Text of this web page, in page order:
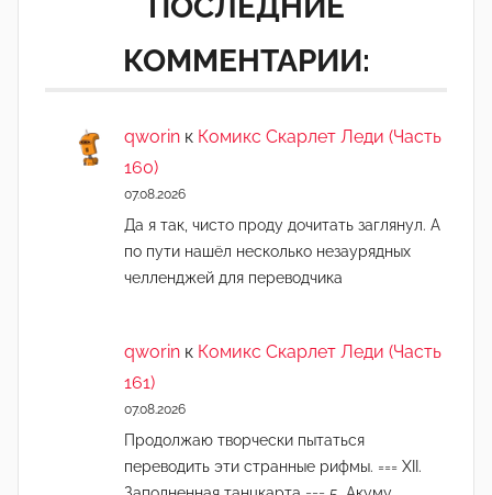
ПОСЛЕДНИЕ
КОММЕНТАРИИ:
qworin к Комикс Скарлет Леди (Часть
160)
07.08.2026
Да я так, чисто проду дочитать заглянул. А
по пути нашёл несколько незаурядных
челленджей для переводчика
qworin к Комикс Скарлет Леди (Часть
161)
07.08.2026
Продолжаю творчески пытаться
переводить эти странные рифмы. === XII.